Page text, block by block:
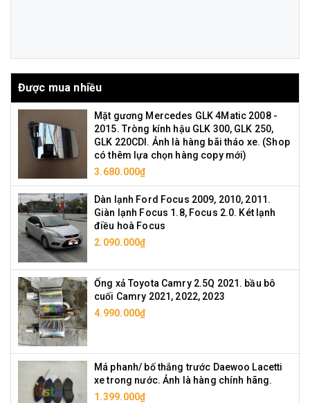
Được mua nhiều
Mặt gương Mercedes GLK 4Matic 2008 -
2015. Tròng kính hậu GLK 300, GLK 250,
GLK 220CDI. Ảnh là hàng bãi tháo xe. (Shop
có thêm lựa chọn hàng copy mới)
3.680.000₫
Dàn lạnh Ford Focus 2009, 2010, 2011.
Giàn lạnh Focus 1.8, Focus 2.0. Két lạnh
điều hoà Focus
2.090.000₫
Ống xả Toyota Camry 2.5Q 2021. bầu bô
cuối Camry 2021, 2022, 2023
4.990.000₫
Má phanh/ bố thắng trước Daewoo Lacetti
xe trong nước. Ảnh là hàng chính hãng.
1.399.000₫